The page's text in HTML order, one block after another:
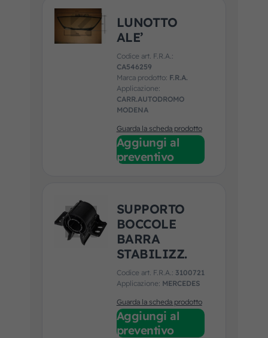
LUNOTTO
ALE’
Codice art. F.R.A.:
CA546259
Marca prodotto: F.R.A.
Applicazione:
CARR.AUTODROMO
MODENA
Guarda la scheda prodotto
Aggiungi al
preventivo
SUPPORTO
BOCCOLE
BARRA
STABILIZZ.
Codice art. F.R.A.: 3100721
Applicazione: MERCEDES
Guarda la scheda prodotto
Aggiungi al
preventivo